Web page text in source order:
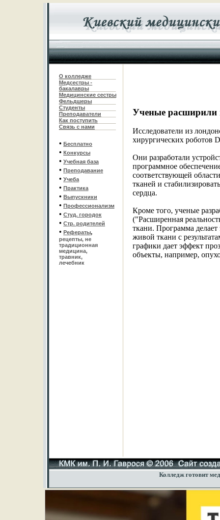
О колледже
Медсестры -
бакалавры
Медицинские сестры
Фельдшеры
Студенты
Преподаватели
Как поступить
Связь с нами
• Бесплатно
• Конкурсы
• Учебная база
• Преподавание
• Учеба
• Практика
• Выпускники
• Профессионализм
• Студ. городок
• Стр. родителей
• Рефераты,
рецепты, не
традиционная
медицина,
травник,
лечебник
Ученые расширили
Исследователи из
хирургических роботов
Они разработали
программное
соответствующей
тканей и
сердца.
Кроме того, ученые
("Расширенная
ткани. Программа
живой ткани с
графики дает эффект
объекты, например,
Колледж готовит